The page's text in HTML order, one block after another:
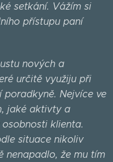
setkání. Vážím si
přístupu paní
nových a
určitě využiju při
Nejvíce ve
jaké aktivty a
klienta.
situace nikoliv
nenapadlo, že mu tím